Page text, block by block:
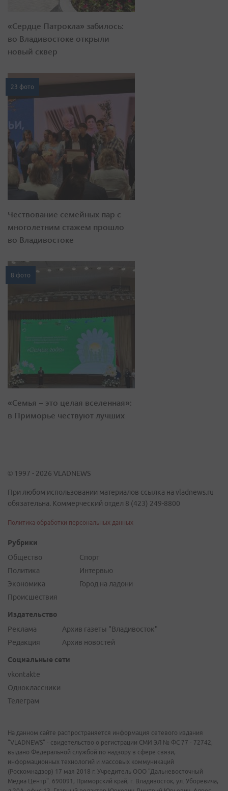
«Сердце Патрокла» забилось:
во Владивостоке открыли
новый сквер
23 фото
Чествование семейных пар с
многолетним стажем прошло
во Владивостоке
8 фото
«Семья – это целая вселенная»:
в Приморье чествуют лучших
© 1997 - 2026 VLADNEWS
При любом использовании материалов ссылка на vladnews.ru
обязательна. Коммерческий отдел 8 (423) 249-8800
Политика обработки персональных данных
Рубрики
Общество
Политика
Экономика
Происшествия
Спорт
Интервью
Город на ладони
Издательство
Реклама
Редакция
Архив газеты "Владивосток"
Архив новостей
Социальные сети
vkontakte
Одноклассники
Телеграм
На данном сайте распространяется информация сетевого издания
"VLADNEWS" - свидетельство о регистрации СМИ ЭЛ № ФС 77 - 72742,
выдано Федеральной службой по надзору в сфере связи,
информационных технологий и массовых коммуникаций
(Роскомнадзор) 17 мая 2018 г. Учредитель ООО "Дальневосточный
Медиа Центр". 690091, Приморский край, г. Владивосток, ул. Уборевича,